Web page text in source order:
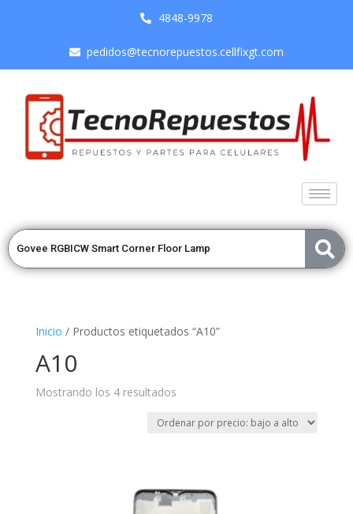
4848-9978
pedidos@tecnorepuestos.cellfixgt.com
Inicio / Productos etiquetados “A10”
A10
Mostrando los 4 resultados